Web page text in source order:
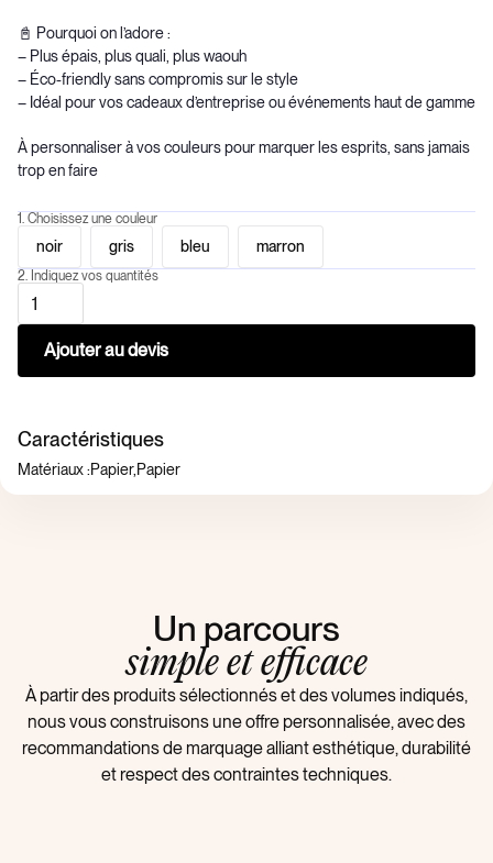
📓 Pourquoi on l’adore :
– Plus épais, plus quali, plus waouh
– Éco-friendly sans compromis sur le style
– Idéal pour vos cadeaux d’entreprise ou événements haut de gamme
À personnaliser à vos couleurs pour marquer les esprits, sans jamais
trop en faire
1. Choisissez une couleur
noir gris bleu marron
2. Indiquez vos quantités
Caractéristiques
Matériaux :Papier,Papier
Un parcours
simple et efficace
À partir des produits sélectionnés et des volumes indiqués,
nous vous construisons une offre personnalisée, avec des
recommandations de marquage alliant esthétique, durabilité
et respect des contraintes techniques.